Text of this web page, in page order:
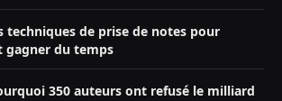
techniques de prise de notes pour
gagner du temps
350 auteurs ont refusé le milliard